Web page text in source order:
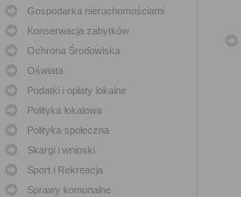
Gospodarka nieruchomościami
Konserwacja zabytków
Ochrona Środowiska
Oświata
Podatki i opłaty lokalne
Polityka lokalowa
Polityka społeczna
Skargi i wnioski
Sport i Rekreacja
Sprawy komunalne